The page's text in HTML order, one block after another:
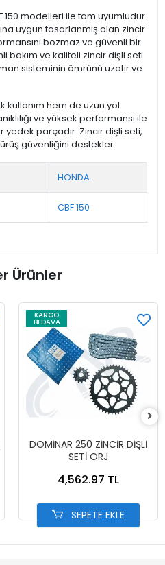
150 modelleri ile tam uyumludur.
uygun tasarlanmış olan zincir
bozmaz ve güvenli bir
bakım ve kaliteli zincir dişli seti
sisteminin ömrünü uzatır ve
kullanım hem de uzun yol
ve yüksek performansı ile
yedek parçadır. Zincir dişli seti,
güvenliğini destekler.
HONDA
CBF 150
Ürünler
KARGO
BEDAVA
DOMİNAR 250 ZİNCİR DİŞLİ
SETİ ORJ
4,562.97 TL
SEPETE EKLE